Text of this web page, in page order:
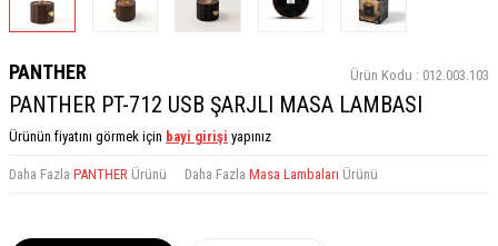
PANTHER Ürün Kodu : 012.003.103
PANTHER PT-712 USB ŞARJLI MASA LAMBASI
Ürünün fiyatını görmek için bayi girişi yapınız
Daha Fazla PANTHER Ürünü Daha Fazla Masa Lambaları Ürünü